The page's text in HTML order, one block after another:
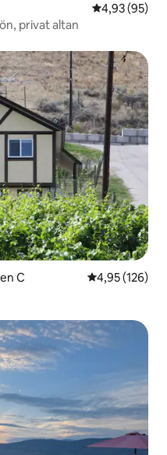
4,93 av 5 i
4,93 (95)
privat altan
C 4,95 av 5 i
4,95 (126)